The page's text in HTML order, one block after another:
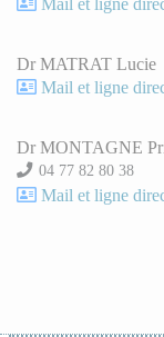
Mail et ligne
Dr MATRAT Lucie
Mail et ligne
Dr MONTAGNE
04 77 82 80 38
Mail et ligne